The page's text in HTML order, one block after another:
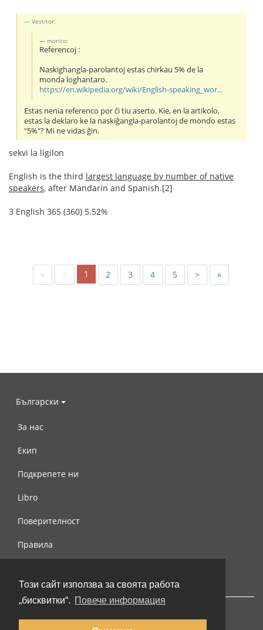
Този сайт използва за своята работа
„бисквитки“. Повече информация
Vestitor:
morico:
Referencoj :
Naskighangla-parolantoj estas chirkau 5% de la
monda loghantaro.
https://en.wikipedia.org/wiki/English-speaking_wor...
Estas nenia referenco por ĉi tiu aserto. Kie, en la artikolo,
estas la deklaro ke la naskiĝangla-parolantoj de mondo estas
"5%"? Mi ne vidas ĝin.
sekvi la ligilon
English is the third largest language by number of native
speakers, after Mandarin and Spanish.[2]
3 English 365 (360) 5.52%
« < 1 2 3 4 5 > »
Български
За нас
Екип
Подкрепете ни
Libro
Поверителност
Правила